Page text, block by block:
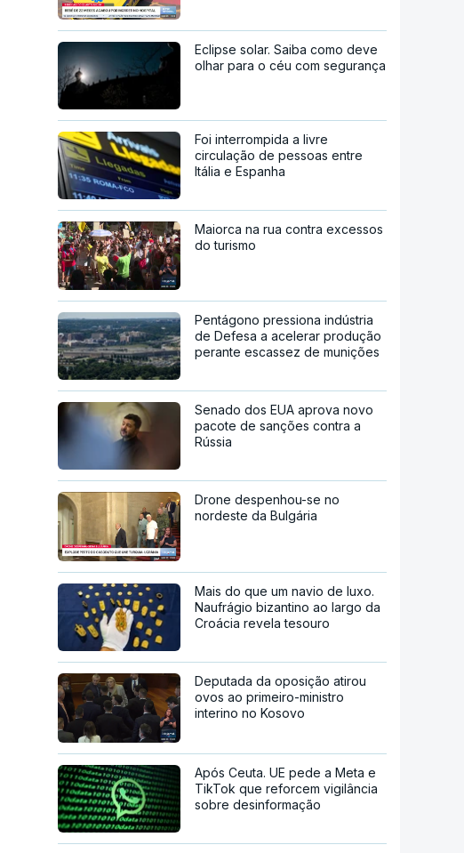
Eclipse solar. Saiba como deve
olhar para o céu com segurança
Foi interrompida a livre
circulação de pessoas entre
Itália e Espanha
Maiorca na rua contra excessos
do turismo
Pentágono pressiona indústria
de Defesa a acelerar produção
perante escassez de munições
Senado dos EUA aprova novo
pacote de sanções contra a
Rússia
Drone despenhou-se no
nordeste da Bulgária
Mais do que um navio de luxo.
Naufrágio bizantino ao largo da
Croácia revela tesouro
Deputada da oposição atirou
ovos ao primeiro-ministro
interino no Kosovo
Após Ceuta. UE pede a Meta e
TikTok que reforcem vigilância
sobre desinformação